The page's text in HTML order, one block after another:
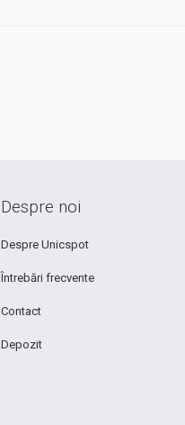
Despre noi
Despre Unicspot
Întrebări frecvente
Contact
Depozit